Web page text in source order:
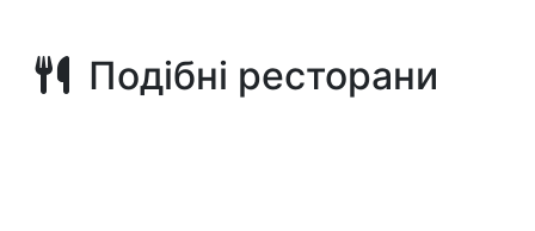
Подібні ресторани